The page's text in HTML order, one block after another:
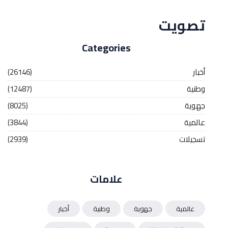
تصويت
Categories
أخبار
(26146)
وطنية
(12487)
جهوية
(8025)
عالمية
(3844)
تسجيلات
(2939)
علامات
عالمية جهوية وطنية
أخبار